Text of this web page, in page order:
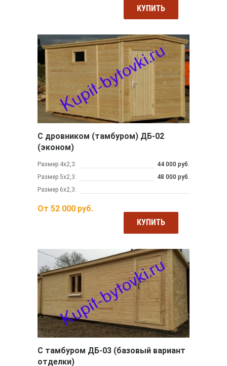
КУПИТЬ
С дровником (тамбуром) ДБ-02
(эконом)
Размер 4х2,3:
44 000 руб.
Размер 5х2,3:
48 000 руб.
Размер 6х2,3:
От 52 000 руб.
КУПИТЬ
С тамбуром ДБ-03 (базовый вариант
отделки)